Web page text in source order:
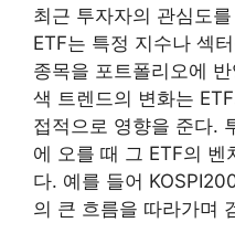
최근 투자자의 관심도
ETF는 특정 지수나 섹
종목을 포트폴리오에
색 트렌드의 변화는
접적으로 영향을 준다.
에 오를 때 그 ETF의 벤
다. 예를 들어
의 큰 흐름을 따라가며